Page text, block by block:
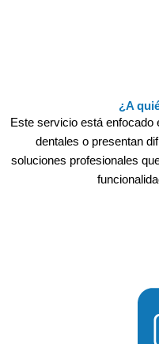
¿A
Este servicio está enfocado
dentales o presentan
soluciones profesionales